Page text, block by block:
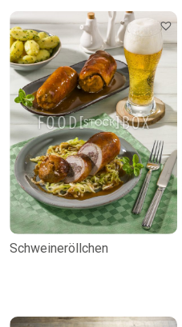
Schweineröllchen